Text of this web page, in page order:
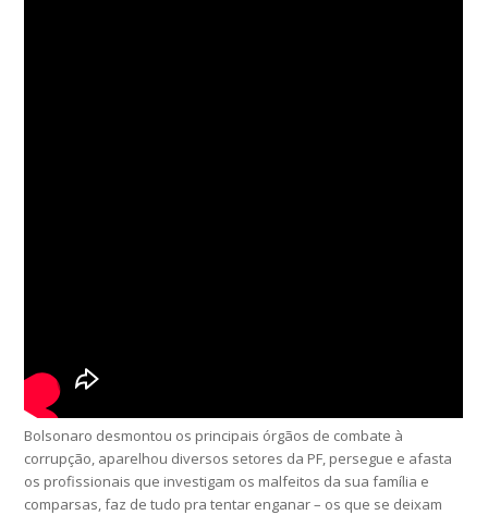
Bolsonaro desmontou os principais órgãos de combate à
corrupção, aparelhou diversos setores da PF, persegue e afasta
os profissionais que investigam os malfeitos da sua família e
comparsas, faz de tudo pra tentar enganar – os que se deixam